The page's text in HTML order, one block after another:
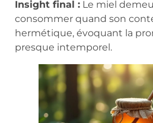
Insight final : Le miel
consommer quand son
hermétique, évoquant la
presque intemporel.